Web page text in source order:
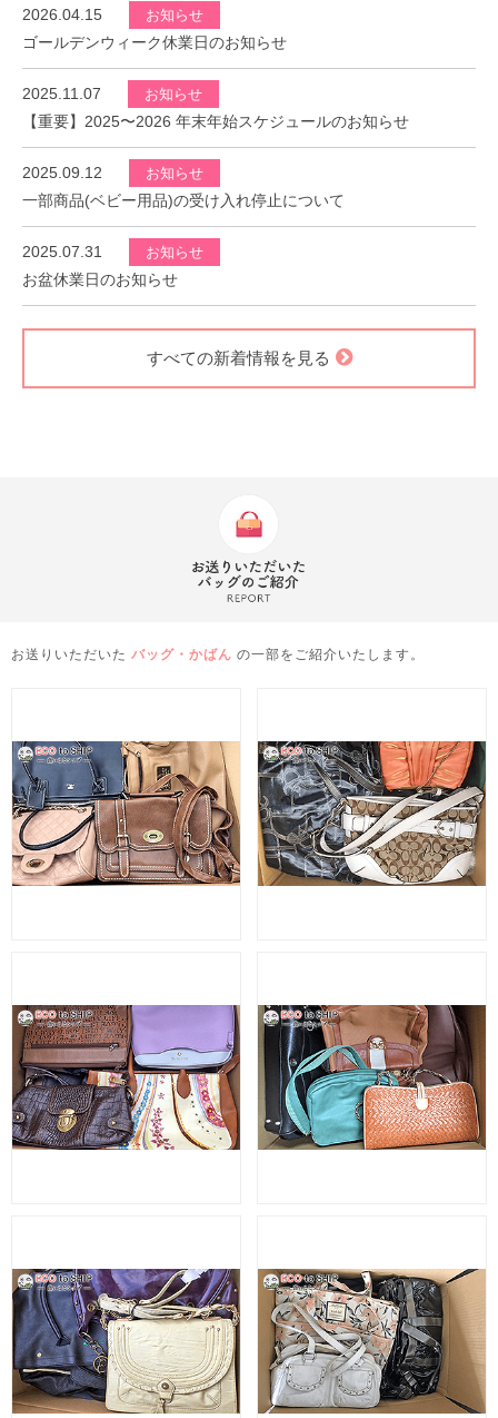
2026.04.15 お知らせ
ゴールデンウィーク休業日のお知らせ
2025.11.07 お知らせ
【重要】2025〜2026 年末年始スケジュールのお知らせ
2025.09.12 お知らせ
一部商品(ベビー用品)の受け入れ停止について
2025.07.31 お知らせ
お盆休業日のお知らせ
すべての新着情報を見る
お送りいただいた バッグ・かばん の一部をご紹介いたします。